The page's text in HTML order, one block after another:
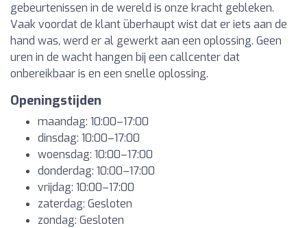
gebeurtenissen in de wereld is onze kracht gebleken.
Vaak voordat de klant überhaupt wist dat er iets aan de
hand was, werd er al gewerkt aan een oplossing. Geen
uren in de wacht hangen bij een callcenter dat
onbereikbaar is en een snelle oplossing.
Openingstijden
maandag: 10:00–17:00
dinsdag: 10:00–17:00
woensdag: 10:00–17:00
donderdag: 10:00–17:00
vrijdag: 10:00–17:00
zaterdag: Gesloten
zondag: Gesloten